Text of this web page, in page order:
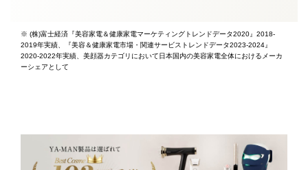
※ (株)富士経済『美容家電＆健康家電マーケティングトレンドデータ2020』2018-
2019年実績、『美容＆健康家電市場・関連サービストレンドデータ2023-2024』
2020-2022年実績、美顔器カテゴリにおいて日本国内の美容家電全体におけるメーカ
ーシェアとして